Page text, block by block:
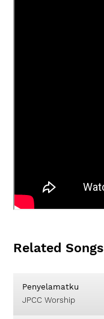
Related Songs
Penyelamatku
JPCC Worship